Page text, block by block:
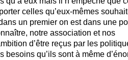
celles qu’eux-mêmes
un premier on est dans une
notre association et nos
d’être reçus par les
besoins qu’ils sont à même